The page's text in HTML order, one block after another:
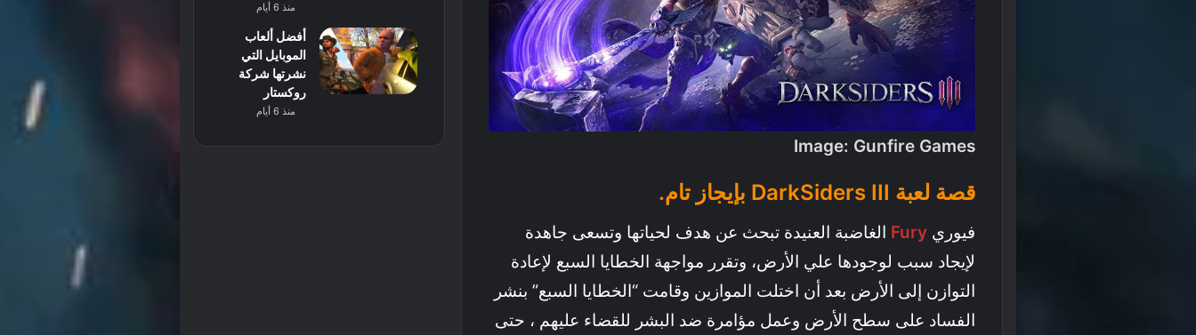
Image: Gunfire Games
قصة لعبة DarkSiders III بإيجاز تام.
فيوري Fury الغاضبة العنيدة تبحث عن هدف لحياتها وتسعى جاهدة
لإيجاد سبب لوجودها علي الأرض، وتقرر مواجهة الخطايا السبع لإعادة
التوازن إلى الأرض بعد أن اختلت الموازين وقامت “الخطايا السبع” بنشر
الفساد على سطح الأرض وعمل مؤامرة ضد البشر للقضاء عليهم ، حتى
منذ 6 أيام
أفضل ألعاب
الموبايل التي
نشرتها شركة
روكستار
منذ 6 أيام